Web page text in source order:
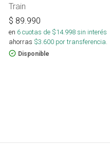
Train
$ 89.990
en 6cuotas de $14.998sin interés
ahorras $3.600 por transferencia.
Disponible